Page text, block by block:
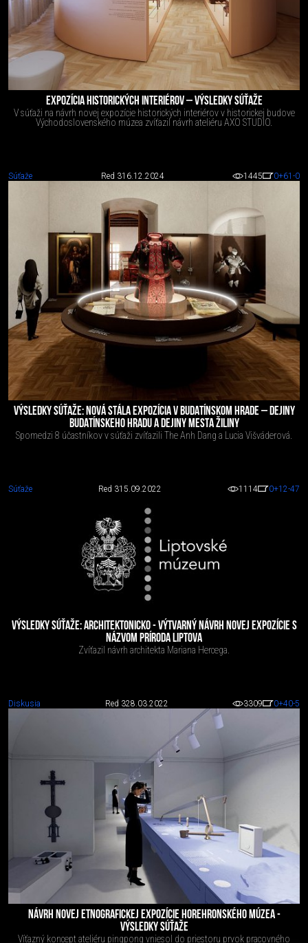
EXPOZÍCIA HISTORICKÝCH INTERIÉROV – VÝSLEDKY SÚŤAŽE
V súťaži na návrh novej expozície historických interiérov v historickej budove
Východoslovenského múzea zvíťazil návrh ateliéru AXO STUDIO.
Súťaže Red 316.12.2024 1445 0+61 -0
VÝSLEDKY SÚŤAŽE: NOVÁ STÁLA EXPOZÍCIA V BUDATÍNSKOM HRADE – DEJINY
BUDATÍNSKEHO HRADU A DEJINY MESTA ŽILINY
Spomedzi 8 účastníkov v súťaži zvíťazili The Anh Dang a Lucia Višváderová.
Súťaže Red 315.09.2022 1114 0+12-47
VÝSLEDKY SÚŤAŽE: ARCHITEKTONICKO - VÝTVARNÝ NÁVRH NOVEJ EXPOZÍCIE S
NÁZVOM PRÍRODA LIPTOVA
Zvíťazil návrh architekta Mariana Hercega.
Diskusia Red 328.03.2022 3309 0+40-5
NÁVRH NOVEJ ETNOGRAFICKEJ EXPOZÍCIE HOREHRONSKÉHO MÚZEA -
VÝSLEDKY SÚŤAŽE
Víťazný koncept ateliéru pingpong vniesol do priestoru prvok pracovného